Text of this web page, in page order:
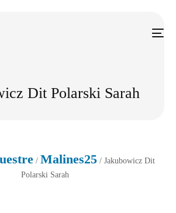
Dit Polarski Sarah
/ Malines25/ Jakubowicz Dit
Polarski Sarah